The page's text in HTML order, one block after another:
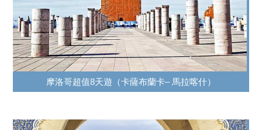
摩洛哥超值8天遊（卡薩布蘭卡– 馬拉喀什）